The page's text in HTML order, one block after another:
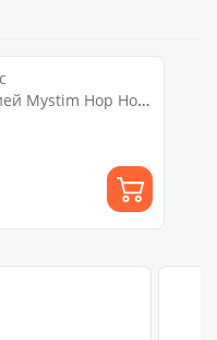
Mystim Hop Hop